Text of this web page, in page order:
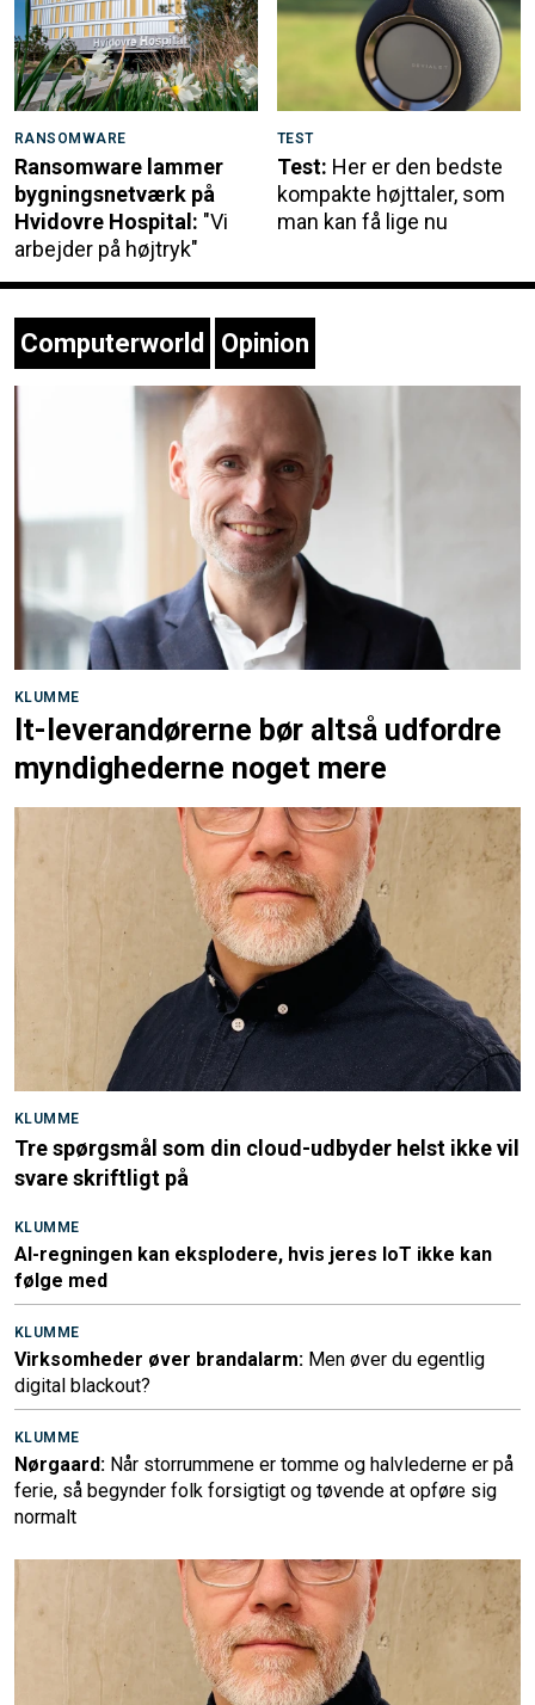
RANSOMWARE
Ransomware lammer
bygningsnetværk på
Hvidovre Hospital: "Vi
arbejder på højtryk"
TEST
Test: Her er den bedste
kompakte højttaler, som
man kan få lige nu
Computerworld Opinion
KLUMME
It-leverandørerne bør altså udfordre
myndighederne noget mere
KLUMME
Tre spørgsmål som din cloud-udbyder helst ikke vil
svare skriftligt på
KLUMME
AI-regningen kan eksplodere, hvis jeres IoT ikke kan
følge med
KLUMME
Virksomheder øver brandalarm: Men øver du egentlig
digital blackout?
KLUMME
Nørgaard: Når storrummene er tomme og halvlederne er på
ferie, så begynder folk forsigtigt og tøvende at opføre sig
normalt